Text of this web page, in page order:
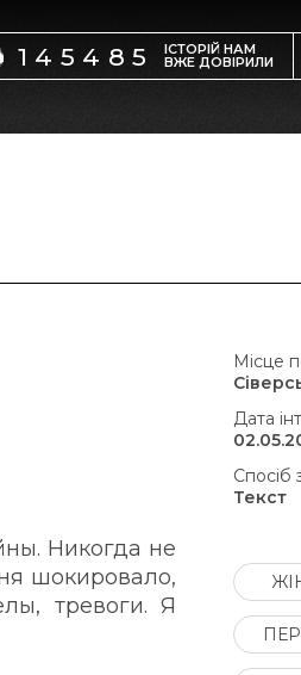
145485 ІСТОРІЙ НАМ
ВЖЕ ДОВІРИЛИ
Никогда не
шокировало,
тревоги. Я
Місце
Дата
Спосіб
Текст